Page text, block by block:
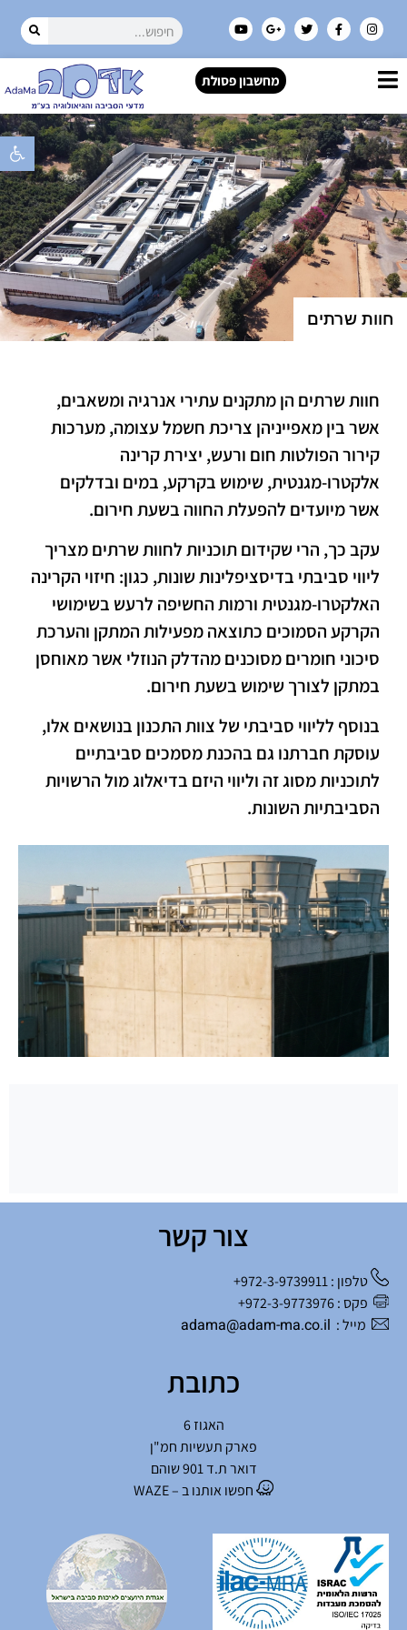
פתח
מחשבון פסולת
חוות שרתים
חוות שרתים הן מתקנים עתירי אנרגיה ומשאבים,
אשר בין מאפייניהן צריכת חשמל עצומה, מערכות
קירור הפולטות חום ורעש, יצירת קרינה
אלקטרו-מגנטית, שימוש בקרקע, במים ובדלקים
אשר מיועדים להפעלת החווה בשעת חירום.
עקב כך, הרי שקידום תוכניות לחוות שרתים מצריך
ליווי סביבתי בדיסציפלינות שונות, כגון: חיזוי הקרינה
האלקטרו-מגנטית ורמות החשיפה לרעש בשימושי
הקרקע הסמוכים כתוצאה מפעילות המתקן והערכת
סיכוני חומרים מסוכנים מהדלק הנוזלי אשר מאוחסן
במתקן לצורך שימוש בשעת חירום.
בנוסף לליווי סביבתי של צוות התכנון בנושאים אלו,
עוסקת חברתנו גם בהכנת מסמכים סביבתיים
לתוכניות מסוג זה וליווי היזם בדיאלוג מול הרשויות
הסביבתיות השונות.
צור קשר
טלפון : 972-3-9739911+
פקס : 972-3-9773976+
מייל : adama@adam-ma.co.il
כתובת
האגוז 6
פארק תעשיות חמ"ן
דואר ת.ד 901 שוהם
חפשו אותנו ב – WAZE